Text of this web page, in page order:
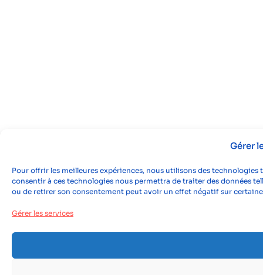
Gérer
Pour offrir les meilleures expériences, nous utilisons des
consentir à ces technologies nous permettra de traiter des données
ou de retirer son consentement peut avoir un effet négatif sur
Gérer les services